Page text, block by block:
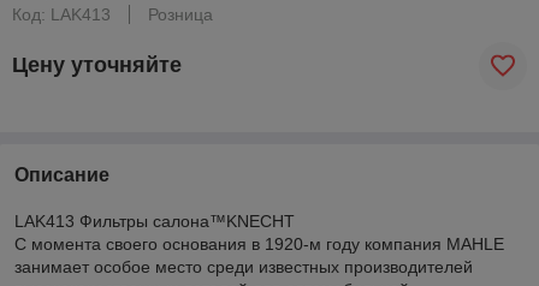
Код: LAK413
Розница
Цену уточняйте
Описание
LAK413 Фильтры салона™KNECHT
С момента своего основания в 1920-м году компания MAHLE
занимает особое место среди известных производителей